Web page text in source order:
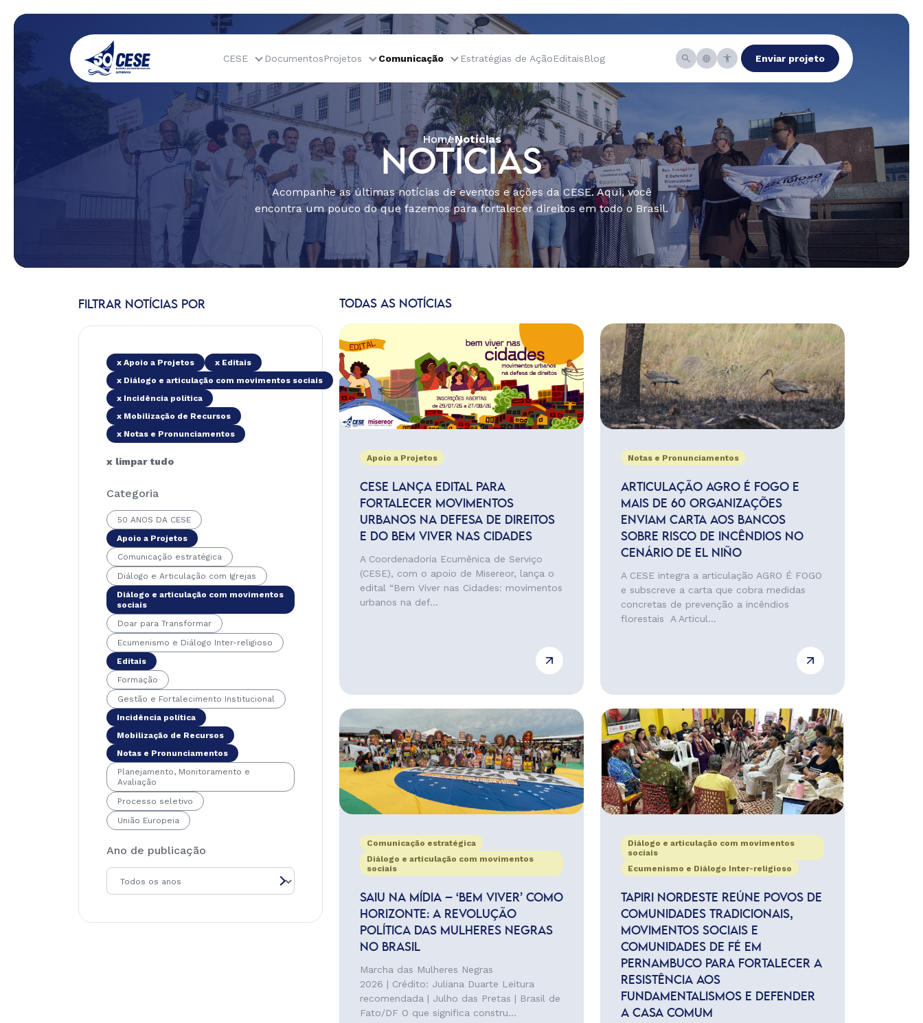
CESE DocumentosProjetos Comunicação Estratégias de AçãoEditaisBlog Enviar projeto
HomeNotícias
NOTÍCIAS
Acompanhe as últimas notícias de eventos e ações da CESE. Aqui, você
encontra um pouco do que fazemos para fortalecer direitos em todo o Brasil.
FILTRAR NOTÍCIAS POR
x Apoio a Projetos
x Editais
x Diálogo e articulação com movimentos sociais
x Incidência política
x Mobilização de Recursos
x Notas e Pronunciamentos
x limpar tudo
Categoria
50 ANOS DA CESE
Apoio a Projetos
Comunicação estratégica
Diálogo e Articulação com Igrejas
Diálogo e articulação com movimentos
sociais
Doar para Transformar
Ecumenismo e Diálogo Inter-religioso
Editais
Formação
Gestão e Fortalecimento Institucional
Incidência política
Mobilização de Recursos
Notas e Pronunciamentos
Planejamento, Monitoramento e
Avaliação
Processo seletivo
União Europeia
Ano de publicação
TODAS AS NOTÍCIAS
Apoio a Projetos
CESE LANÇA EDITAL PARA
FORTALECER MOVIMENTOS
URBANOS NA DEFESA DE DIREITOS
E DO BEM VIVER NAS CIDADES
A Coordenadoria Ecumênica de Serviço
(CESE), com o apoio de Misereor, lança o
edital “Bem Viver nas Cidades: movimentos
urbanos na def...
Notas e Pronunciamentos
ARTICULAÇÃO AGRO É FOGO E
MAIS DE 60 ORGANIZAÇÕES
ENVIAM CARTA AOS BANCOS
SOBRE RISCO DE INCÊNDIOS NO
CENÁRIO DE EL NIÑO
A CESE integra a articulação AGRO É FOGO
e subscreve a carta que cobra medidas
concretas de prevenção a incêndios
florestais A Articul...
Comunicação estratégica
Diálogo e articulação com movimentos
sociais
SAIU NA MÍDIA – ‘BEM VIVER’ COMO
HORIZONTE: A REVOLUÇÃO
POLÍTICA DAS MULHERES NEGRAS
NO BRASIL
Marcha das Mulheres Negras
2026 | Crédito: Juliana Duarte Leitura
recomendada | Julho das Pretas | Brasil de
Fato/DF O que significa constru...
Diálogo e articulação com movimentos
sociais
Ecumenismo e Diálogo Inter-religioso
TAPIRI NORDESTE REÚNE POVOS DE
COMUNIDADES TRADICIONAIS,
MOVIMENTOS SOCIAIS E
COMUNIDADES DE FÉ EM
PERNAMBUCO PARA FORTALECER A
RESISTÊNCIA AOS
FUNDAMENTALISMOS E DEFENDER
A CASA COMUM